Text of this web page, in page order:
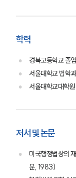
학력
경북고등학교 졸업
서울대학교 법학
서울대학교대학
저서 및 논문
미국행정법상의
문, 1983)